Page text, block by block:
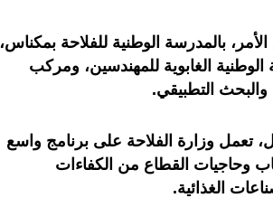
بالمدرسة الوطنية للفلاحة بمكناس،
الغابوية للمهندسين، ومركب
والبحث التطبيقي.
تعمل وزارة الفلاحة على برنامج واسع
وحاجيات القطاع من الكفاءات
الغذائية.